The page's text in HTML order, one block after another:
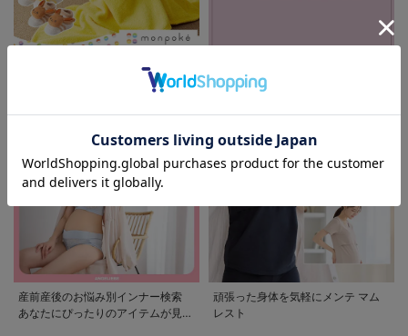
産前産後のお悩み別インナー検索
あなたにぴったりのアイテムが見つ
頑張った身体を気軽にメンテ マム
レスト